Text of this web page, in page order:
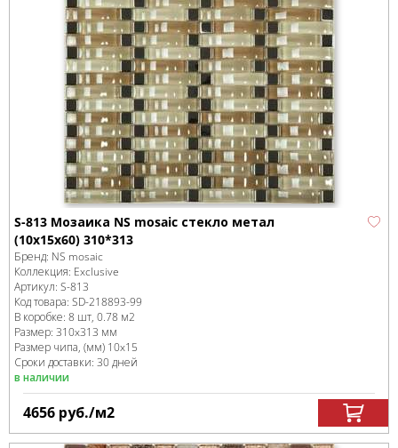
S-813 Мозаика NS mosaic стекло метал
(10x15x60) 310*313
Бренд: NS mosaic
Коллекция: Exclusive
Артикул: S-813
Код товара: SD-218893-99
В коробке: 8 шт, 0.78 м2
Размер: 310x313 мм
Размер чипа, (мм) 10x15
Сроки доставки: 30 дней
в наличии
4656 руб./м2